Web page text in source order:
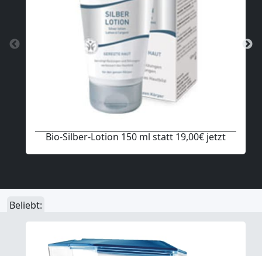
Bio-Silber-Lotion 150 ml statt 19,00€ jetzt
Beliebt: